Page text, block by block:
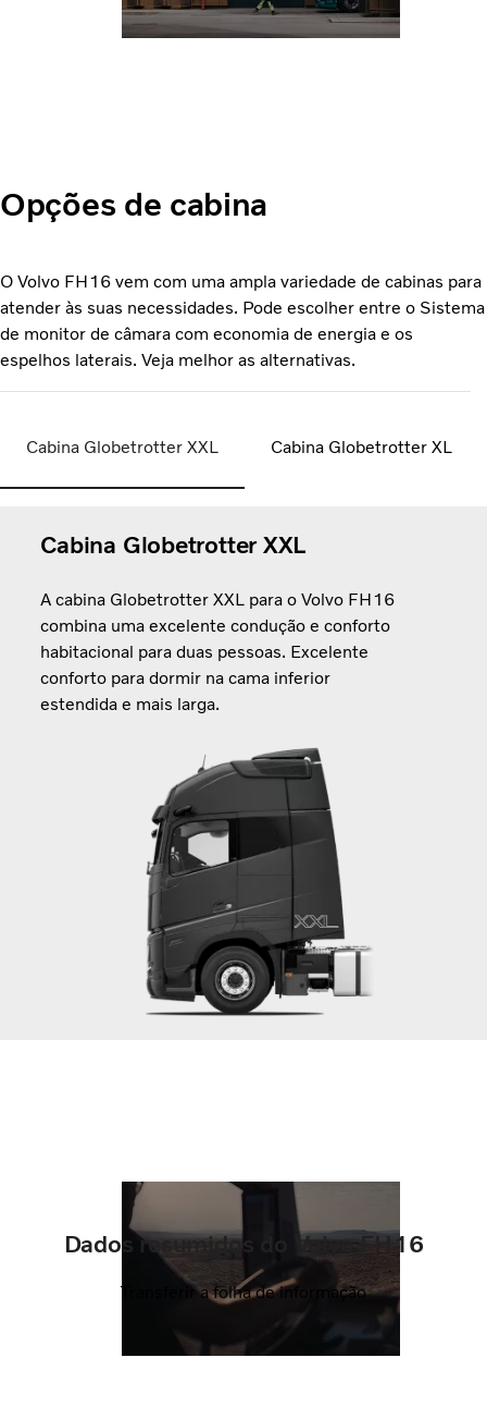
Opções de cabina
O Volvo FH16 vem com uma ampla variedade de cabinas para
atender às suas necessidades. Pode escolher entre o Sistema
de monitor de câmara com economia de energia e os
espelhos laterais. Veja melhor as alternativas.
Cabina Globetrotter XXL Cabina Globetrotter XL
Cabina Globetrotter XXL
A cabina Globetrotter XXL para o Volvo FH16
combina uma excelente condução e conforto
habitacional para duas pessoas. Excelente
conforto para dormir na cama inferior
estendida e mais larga.
Dados resumidos do Volvo FH16
Transferir a folha de informação